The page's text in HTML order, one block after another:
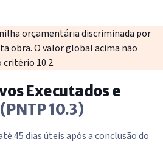
orçamentária discriminada por
obra. O valor global acima não
critério 10.2.
Executados e
(PNTP 10.3)
45 dias úteis após a conclusão do